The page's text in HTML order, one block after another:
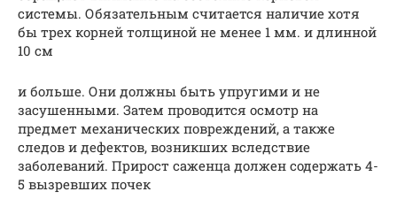
системы. Обязательным считается наличие хотя
бы трех корней толщиной не менее 1 мм. и длинной
10 см
и больше. Они должны быть упругими и не
засушенными. Затем проводится осмотр на
предмет механических повреждений, а также
следов и дефектов, возникших вследствие
заболеваний. Прирост саженца должен содержать 4-
5 вызревших почек